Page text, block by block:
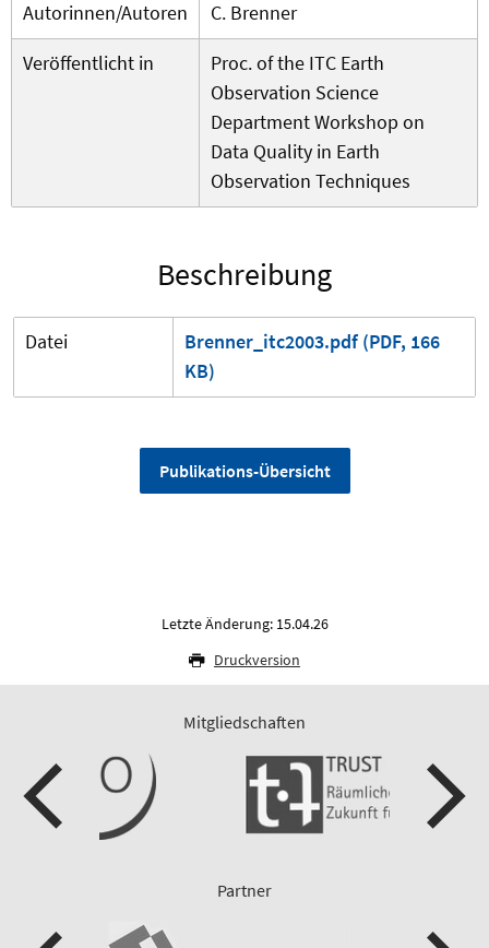
Autorinnen/Autoren
C. Brenner
Veröffentlicht in
Proc. of the ITC Earth
Observation Science
Department Workshop on
Data Quality in Earth
Observation Techniques
Beschreibung
Datei
Brenner_itc2003.pdf (PDF, 166
KB)
Publikations-Übersicht
Letzte Änderung: 15.04.26
Druckversion
Mitgliedschaften
Partner